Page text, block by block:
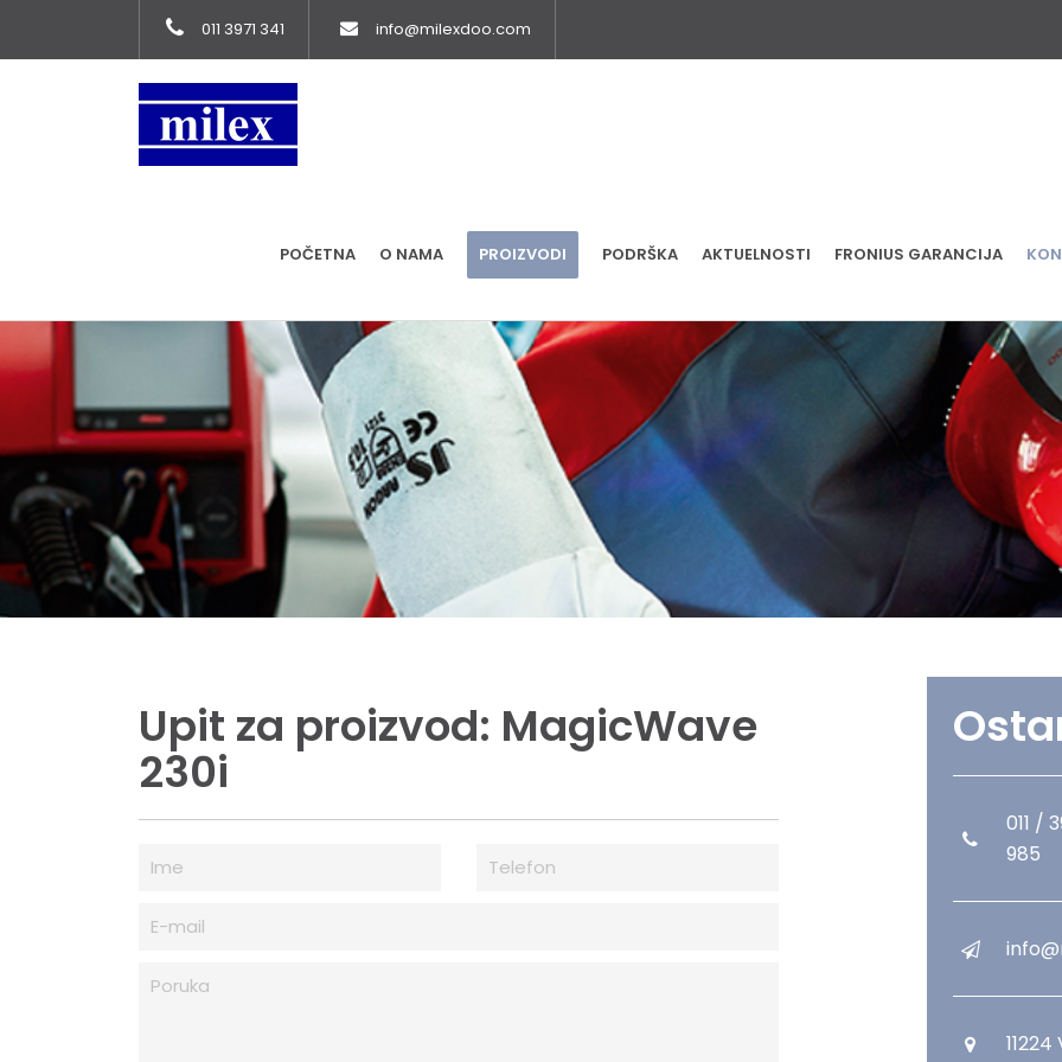
011 3971 341 info@milexdoo.com
POČETNA O NAMA PROIZVODI PODRŠKA AKTUELNOSTI FRONIUS GARANCIJA
Upit za proizvod: MagicWave
230i
011 /
985